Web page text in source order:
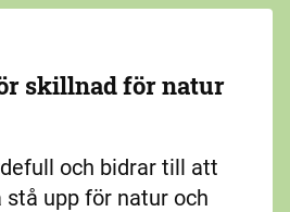
skillnad för natur
och bidrar till att
upp för natur och